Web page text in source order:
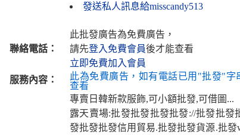
發送私人訊息給misscandy513
聯絡電話：
此批發廣告為免費廣告，
請先登入免費會員後才能查看
立即免費加入會員
服務內容：
此為免費廣告，如有電話已用"批發"字
查看
專賣日韓新款服飾,可小額批發,可借圖...
露天賣場:批發批發批發批發://批發批發
發批發批發信用貿易.批發批發貨源.批